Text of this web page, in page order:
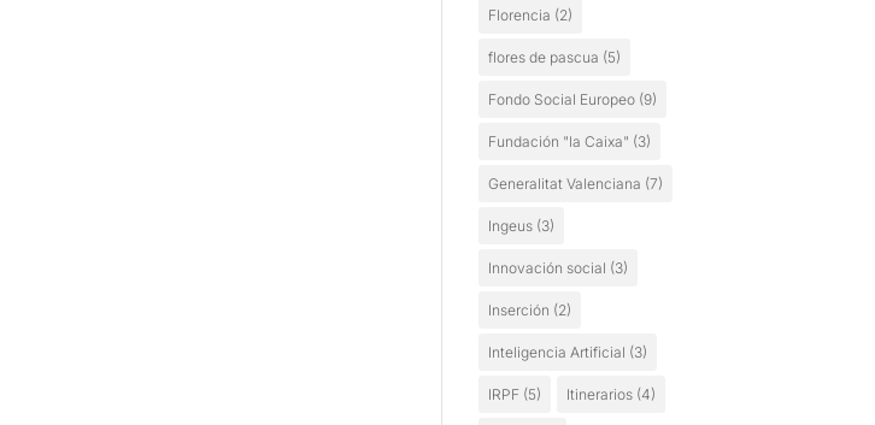
Florencia (2)
flores de pascua (5)
Fondo Social Europeo (9)
Fundación "la Caixa" (3)
Generalitat Valenciana (7)
Ingeus (3)
Innovación social (3)
Inserción (2)
Inteligencia Artificial (3)
IRPF (5) Itinerarios (4)